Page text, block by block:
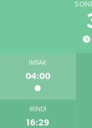
İMSAK
04:00
İKINDI
16:29